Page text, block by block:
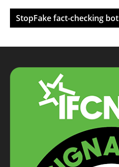
StopFake fact-checking bot